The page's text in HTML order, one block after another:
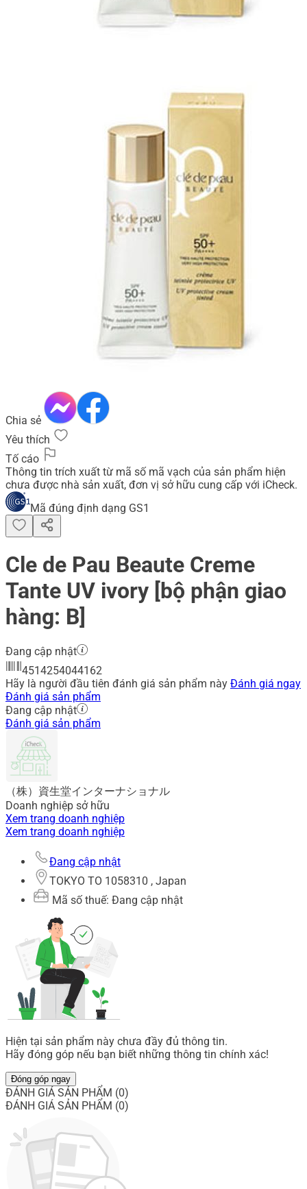
Chia sẻ
Yêu thích
Tố cáo
Thông tin trích xuất từ mã số mã vạch của sản phẩm hiện
chưa được nhà sản xuất, đơn vị sở hữu cung cấp với iCheck.
Mã đúng định dạng GS1
Cle de Pau Beaute Creme
Tante UV ivory [bộ phận giao
hàng: B]
Đang cập nhật
4514254044162
Hãy là người đầu tiên đánh giá sản phẩm này Đánh giá ngay
Đánh giá sản phẩm
Đang cập nhật
Đánh giá sản phẩm
（株）資生堂インターナショナル
Doanh nghiệp sở hữu
Xem trang doanh nghiệp
Xem trang doanh nghiệp
Đang cập nhật
TOKYO TO 1058310 , Japan
Mã số thuế: Đang cập nhật
Hiện tại sản phẩm này chưa đầy đủ thông tin.
Hãy đóng góp nếu bạn biết những thông tin chính xác!
Đóng góp ngay
ĐÁNH GIÁ SẢN PHẨM (0)
ĐÁNH GIÁ SẢN PHẨM (0)